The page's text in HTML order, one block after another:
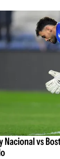
Nacional vs